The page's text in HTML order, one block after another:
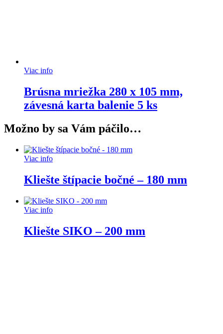
Viac info
Brúsna mriežka 280 x 105 mm,
závesná karta balenie 5 ks
Možno by sa Vám páčilo…
Viac info
Kliešte štípacie bočné – 180 mm
Viac info
Kliešte SIKO – 200 mm